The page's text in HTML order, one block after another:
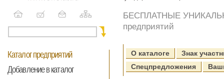
Каталог предприятий
Добавление в каталог
БЕСПЛАТНЫЕ
предприятий
О каталоге
Знак
Спецпредложения